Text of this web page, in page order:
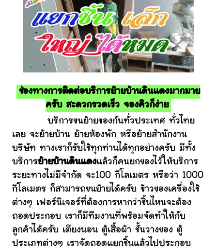
ช่องทางการติดต่อบริการย้ายบ้านดินแดงมากมาย
ครับ สะดวกรวดเร็ว จองคิวก็ง่าย
บริการขนย้ายของกันทั่วประเทศ ทั่วไทย
เลย จะย้ายบ้าน ย้ายห้องพัก หรือย้ายสำนักงาน
บริษัท ทางเราก็รับใช้ทุกท่านได้ทุกอย่างครับ มีทั้ง
บริการย้ายบ้านดินแดงแล้วก็คนยกของไว้ให้บริการ
ระยะทางไม่มีจำกัด จะ100 กิโลเมตร หรือว่า 1000
กิโลเมตร ก็สามารถขนย้ายได้ครับ ข้าวของเครื่องใช้
ต่างๆ เฟอร์นิเจอร์ที่ต้องการหากว่าชิ้นไหนจะต้อง
ถอดประกอบ เราก็มีทีมงานที่พร้อมจัดทำให้กับ
ลูกค้าได้ครับ เตียงนอน ตู้เสื้อผ้า ชั้นวางของ ตู้
ประเภทต่างๆ เราจัดถอดแยกชิ้นแล้วไปประกอบ